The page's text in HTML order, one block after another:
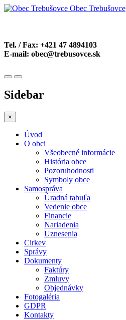
Obec Trebušovce
Tel. / Fax: +421 47 4894103
E-mail: obec@trebusovce.sk
Sidebar
×
Úvod
O obci
Všeobecné informácie
História obce
Pozoruhodnosti
Symboly obce
Samospráva
Úradná tabuľa
Vedenie obce
Financie
Nariadenia
Uznesenia
Cirkev
Správy
Dokumenty
Faktúry
Zmluvy
Objednávky
Fotogaléria
GDPR
Kontakty